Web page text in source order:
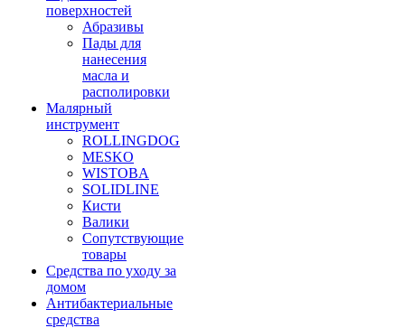
поверхностей
Абразивы
Пады для
нанесения
масла и
располировки
Малярный
инструмент
ROLLINGDOG
MESKO
WISTOBA
SOLIDLINE
Кисти
Валики
Сопутствующие
товары
Средства по уходу за
домом
Антибактериальные
средства